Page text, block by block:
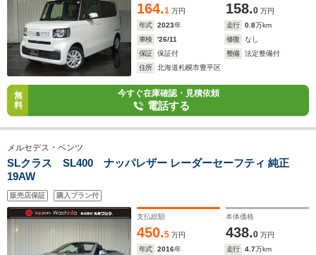
164.1 万円 158.0 万円
年式
2023年 走行 0.8万km
車検
'26/11 修復
なし
保証
保証付 整備
法定整備付
住所
北海道札幌市豊平区
無
料
今すぐ在庫確認・見積依頼
電話する
メルセデス・ベンツ
SLクラス SL400 ナッパレザー レーダーセーフティ 純正
19AW
販売店保証 購入プラン付
支払総額
450.5 万円
本体価格
438.0 万円
年式
2016年 走行 4.7万km